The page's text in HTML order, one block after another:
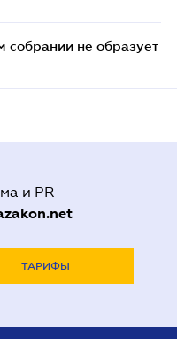
собрании не образует
и PR
ТАРИФЫ